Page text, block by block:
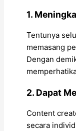
1.
Tentunya
memasang
Dengan
2. Dapat
Content
secara